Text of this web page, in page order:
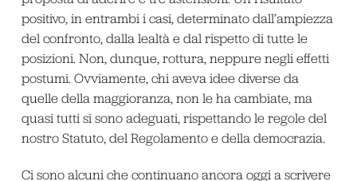
positivo, in entrambi i casi, determinato dall’ampiezza
del confronto, dalla lealtà e dal rispetto di tutte le
posizioni. Non, dunque, rottura, neppure negli effetti
postumi. Ovviamente, chi aveva idee diverse da
quelle della maggioranza, non le ha cambiate, ma
quasi tutti si sono adeguati, rispettando le regole del
nostro Statuto, del Regolamento e della democrazia.
Ci sono alcuni che continuano ancora oggi a scrivere